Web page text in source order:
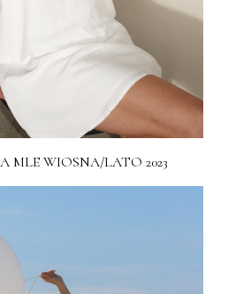
MLE WIOSNA/LATO 2023